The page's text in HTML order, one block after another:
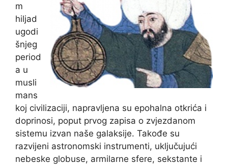
m
hiljad
ugodi
šnjeg
period
a u
musli
mans
koj civilizaciji, napravljena su epohalna otkrića i
doprinosi, poput prvog zapisa o zvjezdanom
sistemu izvan naše galaksije. Takođe su
razvijeni astronomski instrumenti, uključujući
nebeske globuse, armilarne sfere, sekstante i